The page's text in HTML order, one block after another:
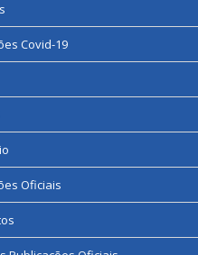
Covid-19
Oficiais